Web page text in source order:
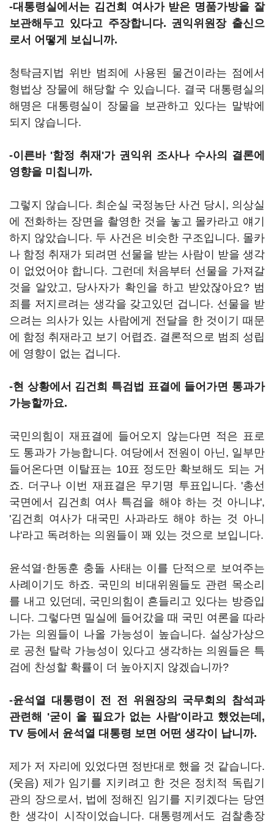
-대통령실에서는 김건희 여사가 받은 명품가방을 잘
보관해두고 있다고 주장합니다. 권익위원장 출신으
로서 어떻게 보십니까.
청탁금지법 위반 범죄에 사용된 물건이라는 점에서
형법상 장물에 해당할 수 있습니다. 결국 대통령실의
해명은 대통령실이 장물을 보관하고 있다는 말밖에
되지 않습니다.
-이른바 '함정 취재'가 권익위 조사나 수사의 결론에
영향을 미칩니까.
그렇지 않습니다. 최순실 국정농단 사건 당시, 의상실
에 전화하는 장면을 촬영한 것을 놓고 몰카라고 얘기
하지 않았습니다. 두 사건은 비슷한 구조입니다. 몰카
나 함정 취재가 되려면 선물을 받는 사람이 받을 생각
이 없었어야 합니다. 그런데 처음부터 선물을 가져갈
것을 알았고, 당사자가 확인을 하고 받았잖아요? 범
죄를 저지르려는 생각을 갖고있던 겁니다. 선물을 받
으려는 의사가 있는 사람에게 전달을 한 것이기 때문
에 함정 취재라고 보기 어렵죠. 결론적으로 범죄 성립
에 영향이 없는 겁니다.
-현 상황에서 김건희 특검법 표결에 들어가면 통과가
가능할까요.
국민의힘이 재표결에 들어오지 않는다면 적은 표로
도 통과가 가능합니다. 여당에서 전원이 아닌, 일부만
들어온다면 이탈표는 10표 정도만 확보해도 되는 거
죠. 더구나 이번 재표결은 무기명 투표입니다. '총선
국면에서 김건희 여사 특검을 해야 하는 것 아니냐',
'김건희 여사가 대국민 사과라도 해야 하는 것 아니
냐'라고 독려하는 의원들이 꽤 있는 것으로 보입니다.
윤석열·한동훈 충돌 사태는 이를 단적으로 보여주는
사례이기도 하죠. 국민의 비대위원들도 관련 목소리
를 내고 있던데, 국민의힘이 흔들리고 있다는 방증입
니다. 그렇다면 밀실에 들어갔을 때 국민 여론을 따라
가는 의원들이 나올 가능성이 높습니다. 설상가상으
로 공천 탈락 가능성이 있다고 생각하는 의원들은 특
검에 찬성할 확률이 더 높아지지 않겠습니까?
-윤석열 대통령이 전 전 위원장의 국무회의 참석과
관련해 '굳이 올 필요가 없는 사람'이라고 했었는데,
TV 등에서 윤석열 대통령 보면 어떤 생각이 납니까.
제가 저 자리에 있었다면 정반대로 했을 것 같습니다.
(웃음) 제가 임기를 지키려고 한 것은 정치적 독립기
관의 장으로서, 법에 정해진 임기를 지키겠다는 당연
한 생각이 시작이었습니다. 대통령께서도 검찰총장